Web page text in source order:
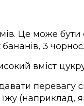
Це може
3
вміст
(наприклад,